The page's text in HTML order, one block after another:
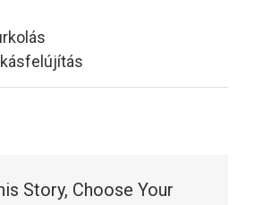
Story, Choose Your